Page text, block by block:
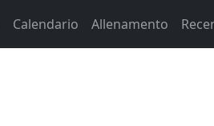
Calendario Allenamento